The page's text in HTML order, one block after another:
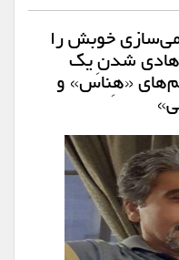
خوبش را
شدنِ یک
«هِناس» و